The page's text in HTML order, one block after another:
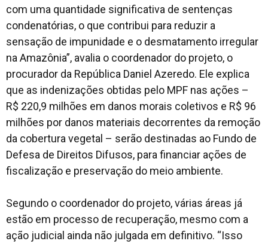
com uma quantidade significativa de sentenças
condenatórias, o que contribui para reduzir a
sensação de impunidade e o desmatamento irregular
na Amazônia”, avalia o coordenador do projeto, o
procurador da República Daniel Azeredo. Ele explica
que as indenizações obtidas pelo MPF nas ações –
R$ 220,9 milhões em danos morais coletivos e R$ 96
milhões por danos materiais decorrentes da remoção
da cobertura vegetal – serão destinadas ao Fundo de
Defesa de Direitos Difusos, para financiar ações de
fiscalização e preservação do meio ambiente.
Segundo o coordenador do projeto, várias áreas já
estão em processo de recuperação, mesmo com a
ação judicial ainda não julgada em definitivo. “Isso